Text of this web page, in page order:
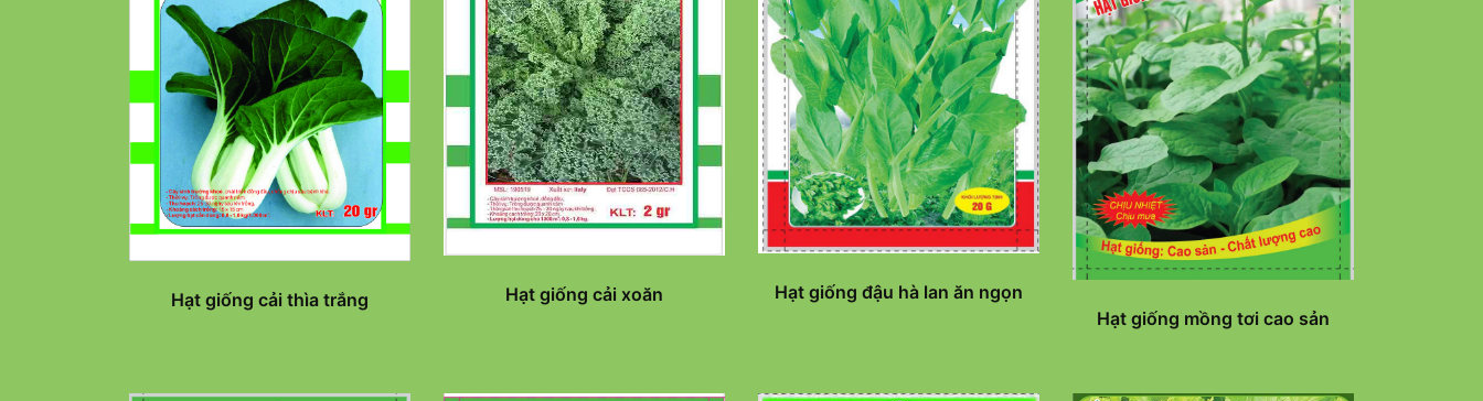
Hạt giống cải thìa trắng Hạt giống cải xoăn
Hạt giống đậu hà lan ăn ngọn
Hạt giống mồng tơi cao sản